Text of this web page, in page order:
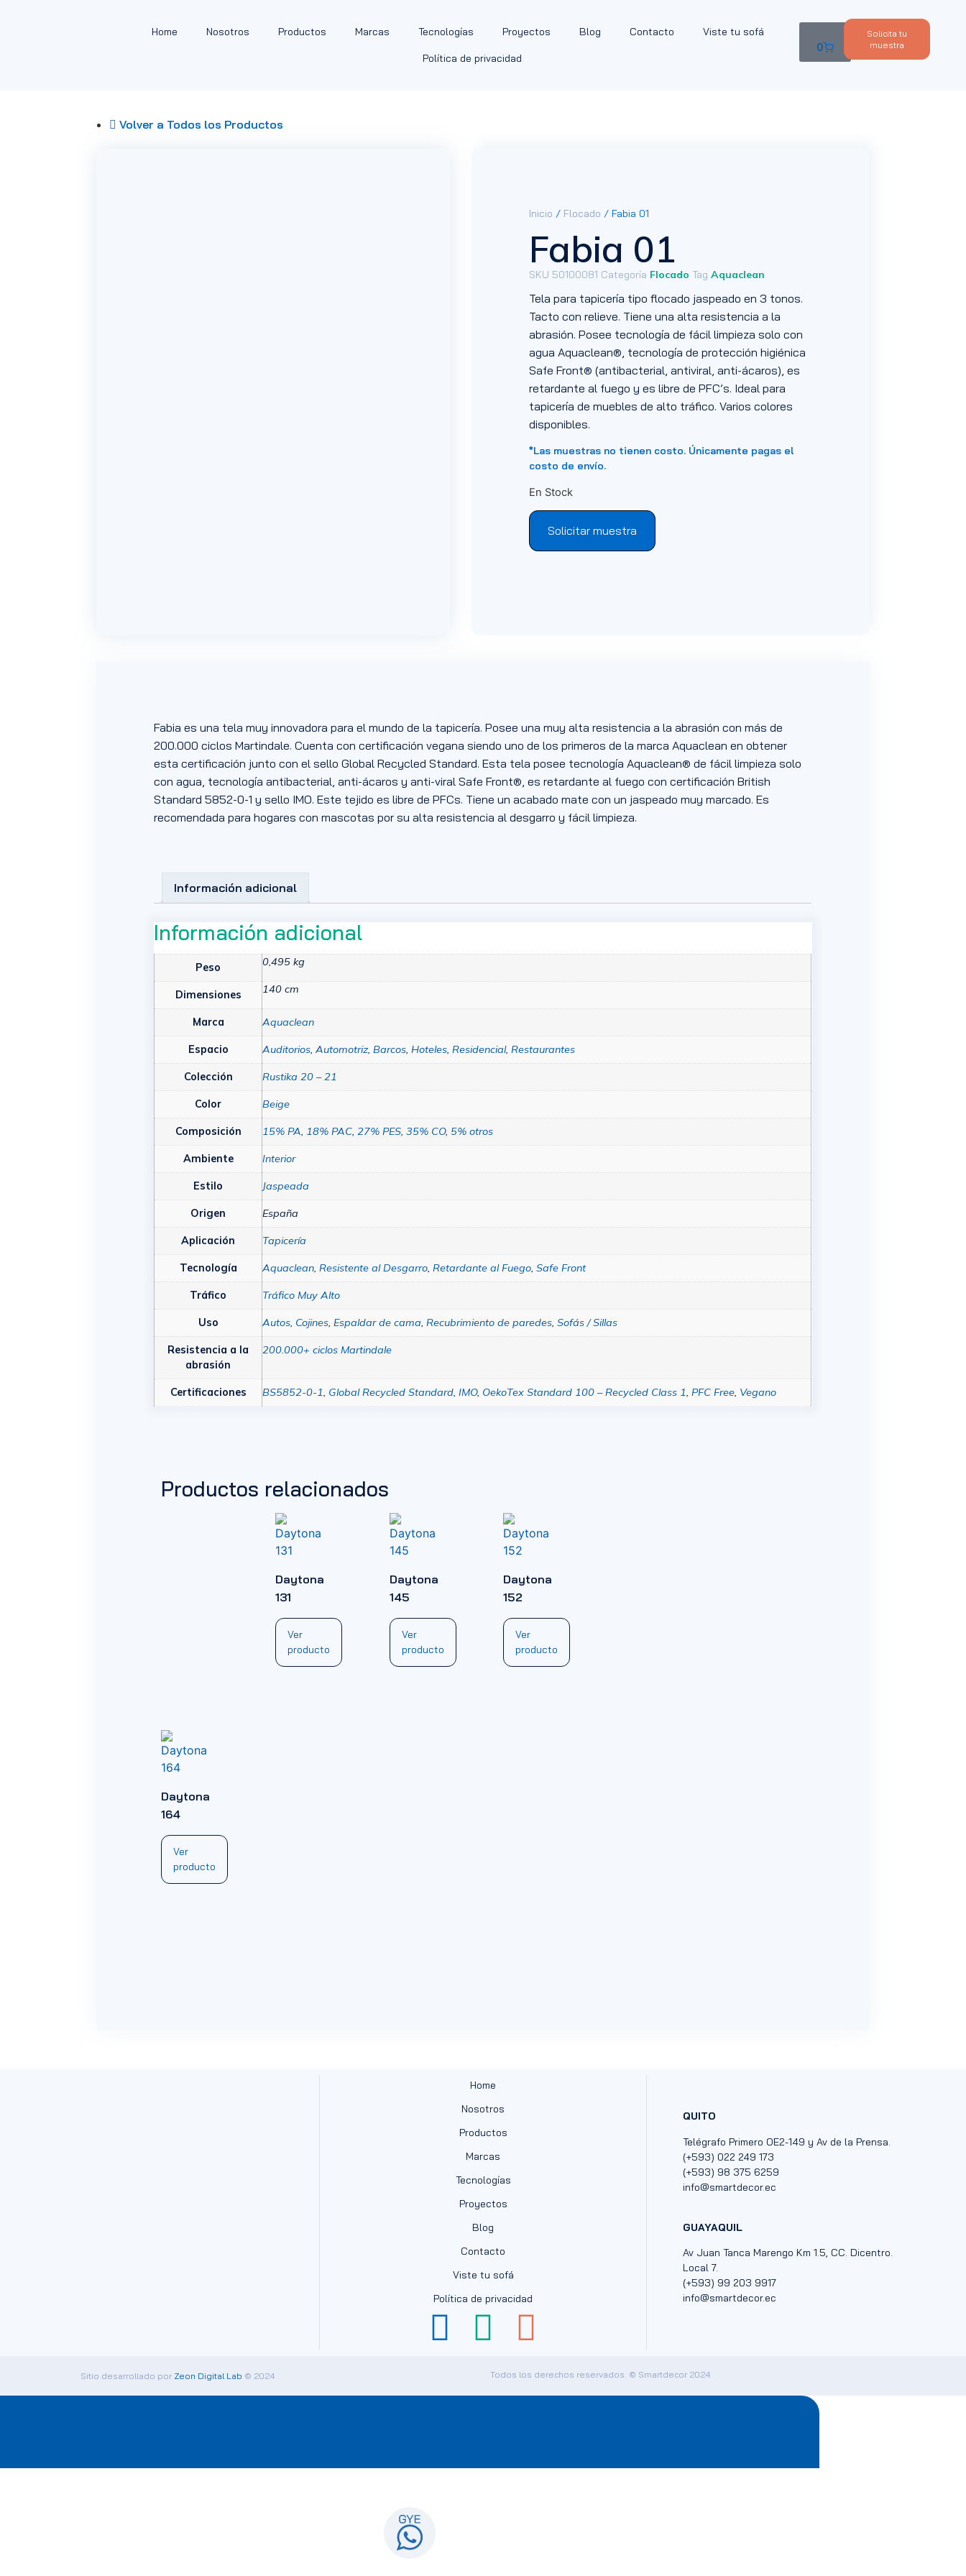
Home Nosotros Productos Marcas Tecnologías Proyectos Blog Contacto Viste tu sofá
Política de privacidad
0
Solicita tu
muestra
Volver a Todos los Productos
Inicio / Flocado / Fabia 01
Fabia 01
SKU 50100081 Categoría Flocado Tag Aquaclean
Tela para tapicería tipo flocado jaspeado en 3 tonos.
Tacto con relieve. Tiene una alta resistencia a la
abrasión. Posee tecnología de fácil limpieza solo con
agua Aquaclean®, tecnología de protección higiénica
Safe Front® (antibacterial, antiviral, anti-ácaros), es
retardante al fuego y es libre de PFC’s. Ideal para
tapicería de muebles de alto tráfico. Varios colores
disponibles.
*Las muestras no tienen costo. Únicamente pagas el
costo de envío.
En Stock
Solicitar muestra
Fabia es una tela muy innovadora para el mundo de la tapicería. Posee una muy alta resistencia a la abrasión con más de
200.000 ciclos Martindale. Cuenta con certificación vegana siendo uno de los primeros de la marca Aquaclean en obtener
esta certificación junto con el sello Global Recycled Standard. Esta tela posee tecnología Aquaclean® de fácil limpieza solo
con agua, tecnología antibacterial, anti-ácaros y anti-viral Safe Front®, es retardante al fuego con certificación British
Standard 5852-0-1 y sello IMO. Este tejido es libre de PFCs. Tiene un acabado mate con un jaspeado muy marcado. Es
recomendada para hogares con mascotas por su alta resistencia al desgarro y fácil limpieza.
Información adicional
Información adicional
Peso 0,495 kg
Dimensiones 140 cm
Marca Aquaclean
Espacio Auditorios,Automotriz,Barcos,Hoteles,Residencial,Restaurantes
Colección Rustika 20 – 21
Color Beige
Composición 15% PA, 18% PAC,27% PES,35% CO, 5% otros
Ambiente Interior
Estilo Jaspeada
Origen España
Aplicación Tapicería
Tecnología Aquaclean,Resistente al Desgarro,Retardante al Fuego,Safe Front
Tráfico Tráfico Muy Alto
Uso Autos, Cojines,Espaldar de cama,Recubrimiento de paredes,Sofás / Sillas
Resistencia a la
abrasión
200.000+ ciclos Martindale
Certificaciones BS5852-0-1, Global Recycled Standard,IMO, OekoTex Standard 100 – Recycled Class 1,PFC Free, Vegano
Productos relacionados
Daytona
131
Ver
producto
Daytona
145
Ver
producto
Daytona
152
Ver
producto
Daytona
164
Ver
producto
Home
Nosotros
Productos
Marcas
Tecnologías
Proyectos
Blog
Contacto
Viste tu sofá
Política de privacidad
QUITO
Telégrafo Primero OE2-149 y Av de la Prensa.
(+593) 022 249 173
(+593) 98 375 6259
info@smartdecor.ec
GUAYAQUIL
Av Juan Tanca Marengo Km 1.5, CC. Dicentro.
Local 7.
(+593) 99 203 9917
info@smartdecor.ec
Sitio desarrollado por Zeon Digital Lab © 2024 Todos los derechos reservados. © Smartdecor 2024